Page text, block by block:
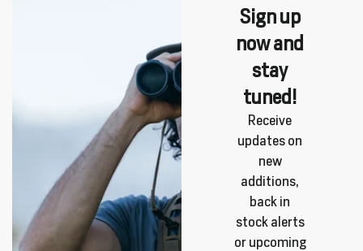
Sign up
now and
stay
tuned!
Receive
updates on
new
additions,
back in
stock alerts
or upcoming